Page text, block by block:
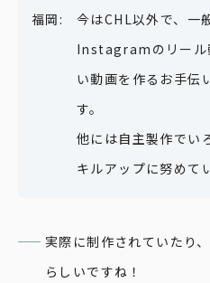
企業
業務
今はCHL以外で、一
Instagramのリール
い動画を作るお手伝
す。
他には自主製作でい
キルアップに努めて
実際に制作されていたり
らしいですね！